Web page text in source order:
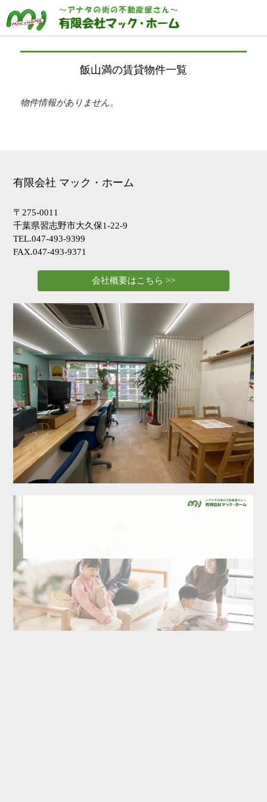
トップページ
選ばれる理由 REASONS
会社案内
COMPANY
お問い合わせ
CONTACT
サイトマップSITEMAP
プライバシーポリシーPRIVACY POLICY
飯山満の賃貸物件一覧
物件情報がありません。
有限会社 マック・ホーム
〒275-0011
千葉県習志野市大久保1-22-9
TEL.047-493-9399
FAX.047-493-9371
会社概要はこちら >>